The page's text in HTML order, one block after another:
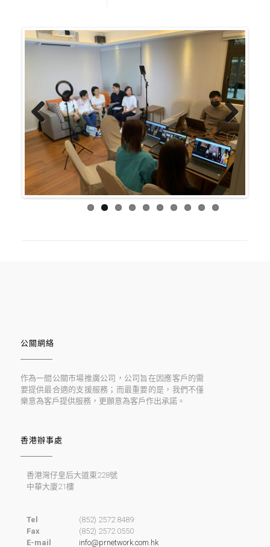
Previous Next
公關網絡
作為一間公關巿場推廣公司，公司旨在因應客戶的需
要提供最合適的支援服務；而最重要的是，我們不僅
樂意為客戶提供服務，更願意為客戶作出承諾。
香港辦事處
香港灣仔皇后大道東228號
中華大廈21樓
Tel
Fax
E-mail
(852) 2572 8489
(852) 2572 0550
info@prnetwork.com.hk